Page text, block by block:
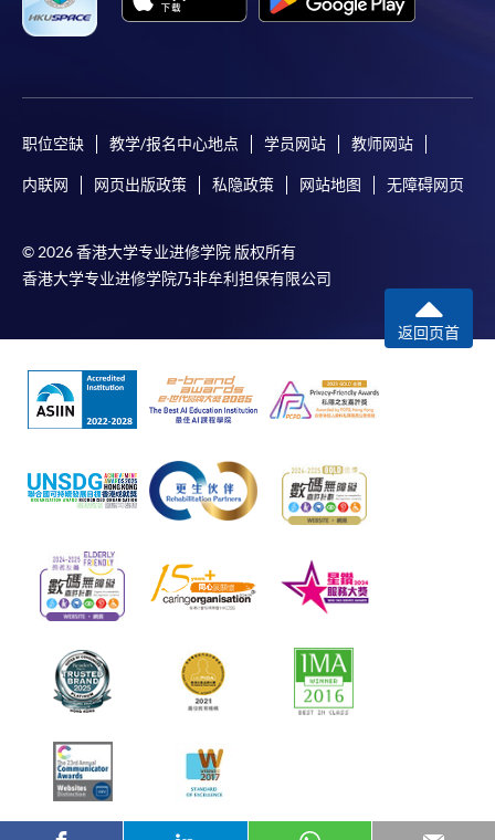
职位空缺 教学/报名中心地点 学员网站 教师网站
内联网 网页出版政策 私隐政策 网站地图 无障碍网页
© 2026 香港大学专业进修学院 版权所有
香港大学专业进修学院乃非牟利担保有限公司
返回页首